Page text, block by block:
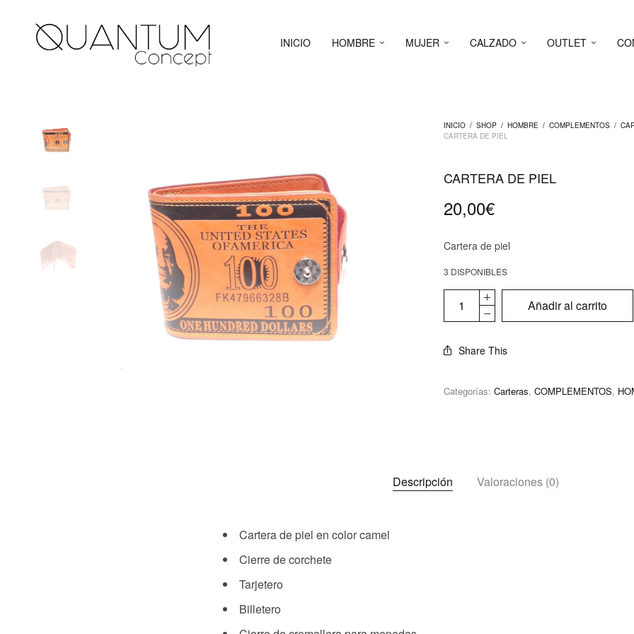
INICIO HOMBRE MUJER CALZADO OUTLET
INICIO / SHOP / HOMBRE / COMPLEMENTOS /
CARTERA DE PIEL
CARTERA DE PIEL
20,00€
Cartera de piel
3 DISPONIBLES
Añadir al carrito
Share This
Categorías:Carteras,COMPLEMENTOS,
Descripción Valoraciones (0)
Cartera de piel en color camel
Cierre de corchete
Tarjetero
Billetero